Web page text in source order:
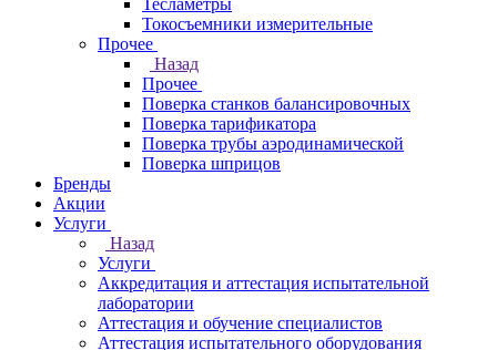
Тесламетры
Токосъемники измерительные
Прочее
Назад
Прочее
Поверка станков балансировочных
Поверка тарификатора
Поверка трубы аэродинамической
Поверка шприцов
Бренды
Акции
Услуги
Назад
Услуги
Аккредитация и аттестация испытательной
лаборатории
Аттестация и обучение специалистов
Аттестация испытательного оборудования